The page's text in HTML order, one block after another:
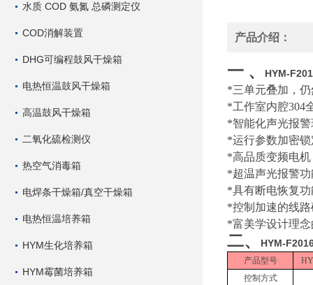
水质 COD 氨氮 总磷测定仪
COD消解装置
DHG可编程鼓风干燥箱
电热恒温鼓风干燥箱
高温鼓风干燥箱
二氧化硫检测仪
热空气消毒箱
电焊条干燥箱/真空干燥箱
电热恒温培养箱
HYM生化培养箱
HYM霉菌培养箱
产品介绍：
一 、 HYM-
*三单元叠加，
*工作室内腔304
*智能化声光报
*运行参数加密
*高品质变频电
*超温声光报警
*具有断电恢复
*控制加速的线
*富美学设计理
二、 HYM-
产品型号
控制方式